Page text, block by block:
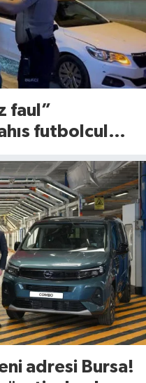
faul”
futbolcuları
adresi Bursa!